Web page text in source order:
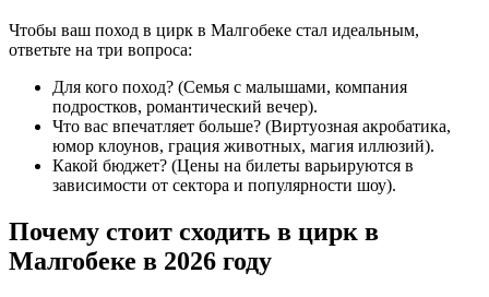
Чтобы ваш поход в цирк в Малгобеке стал идеальным,
ответьте на три вопроса:
Для кого поход? (Семья с малышами, компания
подростков, романтический вечер).
Что вас впечатляет больше? (Виртуозная акробатика,
юмор клоунов, грация животных, магия иллюзий).
Какой бюджет? (Цены на билеты варьируются в
зависимости от сектора и популярности шоу).
Почему стоит сходить в цирк в
Малгобеке в 2026 году